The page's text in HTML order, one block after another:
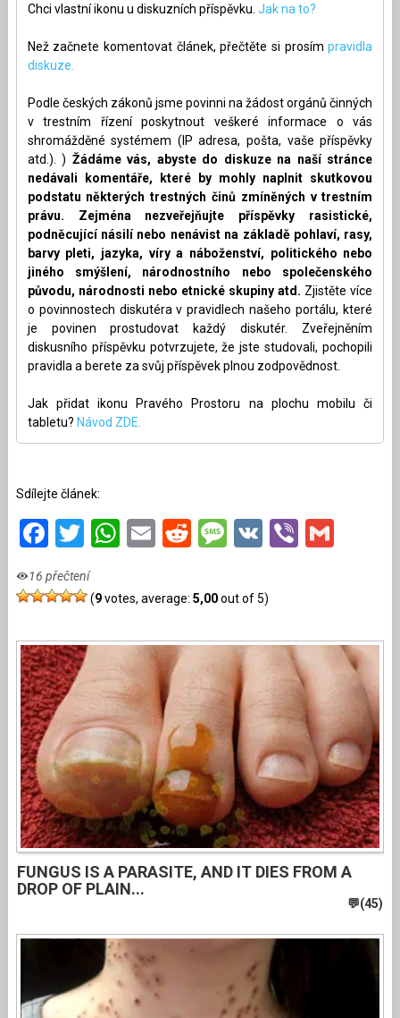
Chci vlastní ikonu u diskuzních příspěvku. Jak na to?
Než začnete komentovat článek, přečtěte si prosímpravidla
diskuze.
Podle českých zákonů jsme povinni na žádost orgánů činných
v trestním řízení poskytnout veškeré informace o vás
shromážděné systémem (IP adresa, pošta, vaše příspěvky
atd.). ) Žádáme vás, abyste do diskuze na naší stránce
nedávali komentáře, které by mohly naplnit skutkovou
podstatu některých trestných činů zmíněných v trestním
právu. Zejména nezveřejňujte příspěvky rasistické,
podněcující násilí nebo nenávist na základě pohlaví, rasy,
barvy pleti, jazyka, víry a náboženství, politického nebo
jiného smýšlení, národnostního nebo společenského
původu, národnosti nebo etnické skupiny atd. Zjistěte více
o povinnostech diskutéra v pravidlech našeho portálu, které
je povinen prostudovat každý diskutér. Zveřejněním
diskusního příspěvku potvrzujete, že jste studovali, pochopili
pravidla a berete za svůj příspěvek plnou zodpovědnost.
Jak přidat ikonu Pravého Prostoru na plochu mobilu či
tabletu? Návod ZDE.
Sdílejte článek:
Facebook
Twitter
WhatsApp
EmailRedditMessage
VKViber
16 přečtení
(9votes, average: 5,00out of 5)
FUNGUS IS A PARASITE, AND IT DIES FROM A
DROP OF PLAIN...